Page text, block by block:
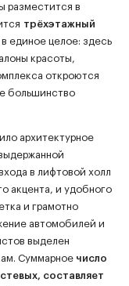
разместится в
трёхэтажный
единое целое: здесь
красоты,
откроются
большинство
архитектурное
в лифтовой холл
акцента, и удобного
и грамотно
автомобилей и
выделен
Суммарное число
составляет